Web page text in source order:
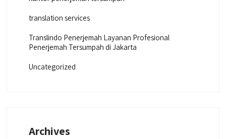
translation services
Translindo Penerjemah Layanan Profesional
Penerjemah Tersumpah di Jakarta
Uncategorized
Archives